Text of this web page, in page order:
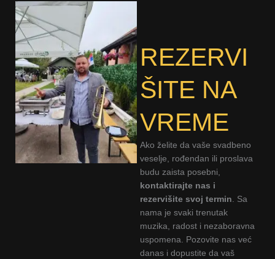
REZERVI
ŠITE NA
VREME
Ako želite da vaše svadbeno
veselje, rođendan ili proslava
budu zaista posebni,
kontaktirajte nas i
rezervišite svoj termin. Sa
nama je svaki trenutak
muzika, radost i nezaboravna
uspomena. Pozovite nas već
danas i dopustite da vaš